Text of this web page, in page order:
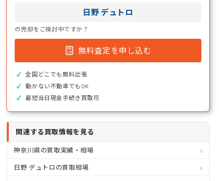
日野 デュトロ
の売却をご検討中ですか？
無料査定を申し込む
全国どこでも無料出張
動かない不動車でもOK
最短当日現金手続き買取可
関連する買取情報を見る
神奈川県の買取実績・相場
日野 デュトロの買取相場